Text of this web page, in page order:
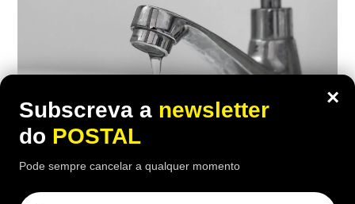
×
Subscreva a newsletter
do POSTAL
Pode sempre cancelar a qualquer momento